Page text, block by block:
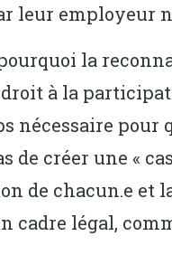
leur employeur
la
à la
nécessaire
de créer une «
de chacun.e et
légal,